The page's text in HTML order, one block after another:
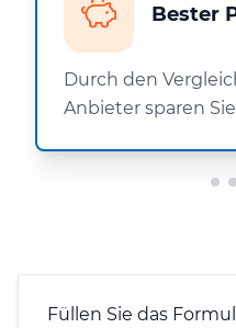
Bester
Durch den
Anbieter sparen
Füllen Sie das